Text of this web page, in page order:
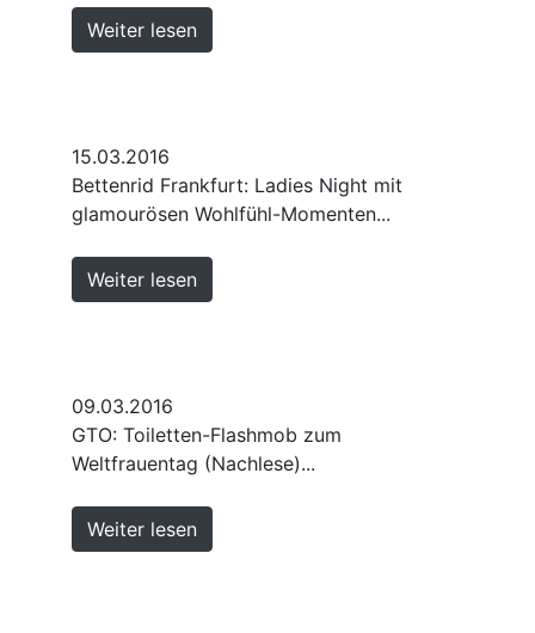
Weiter lesen
15.03.2016
Bettenrid Frankfurt: Ladies Night mit
glamourösen Wohlfühl-Momenten...
Weiter lesen
09.03.2016
GTO: Toiletten-Flashmob zum
Weltfrauentag (Nachlese)...
Weiter lesen